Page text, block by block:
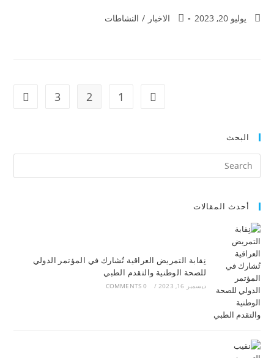
يوليو 20, 2023 الاخبار / النشاطات
1
2
3
البحث
أحدث المقالات
نِقابة التمريض العراقية تُشارك في المؤتمر الدولي
للصحة الوطنية والتقدم الطبي
ديسمبر 16, 2023 /
0 COMMENTS